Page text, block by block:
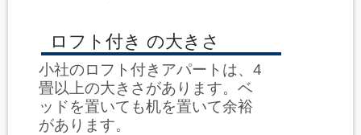
ロフト付き の大きさ
小社のロフト付きアパートは、4
畳以上の大きさがあります。ベ
ッドを置いても机を置いて余裕
があります。